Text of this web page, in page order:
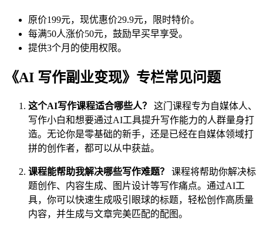
原价199元，现优惠价29.9元，限时特价。
每满50人涨价50元，鼓励早买早享受。
提供3个月的使用权限。
《AI 写作副业变现》专栏常见问题
这个AI写作课程适合哪些人？
这门课程专为自媒体人、
写作小白和想要通过AI工具提升写作能力的人群量身打
造。无论你是零基础的新手，还是已经在自媒体领域打
拼的创作者，都可以从中获益。
课程能帮助我解决哪些写作难题？
课程将帮助你解决标
题创作、内容生成、图片设计等写作痛点。通过AI工
具，你可以快速生成吸引眼球的标题，轻松创作高质量
内容，并生成与文章完美匹配的配图。